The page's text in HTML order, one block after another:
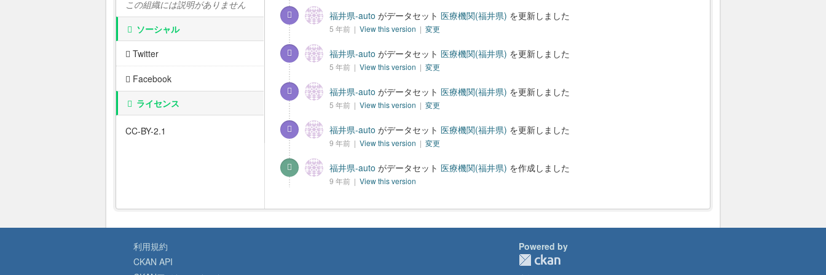
この組織には説明がありません
ソーシャル
Twitter
Facebook
ライセンス
CC-BY-2.1
福井県-auto がデータセット 医療機関(福井県) を更新しました
5 年前 | View this version | 変更
福井県-auto がデータセット 医療機関(福井県) を更新しました
5 年前 | View this version | 変更
福井県-auto がデータセット 医療機関(福井県) を更新しました
5 年前 | View this version | 変更
福井県-auto がデータセット 医療機関(福井県) を更新しました
9 年前 | View this version | 変更
福井県-auto がデータセット 医療機関(福井県) を作成しました
9 年前 | View this version
利用規約
CKAN API
Powered by